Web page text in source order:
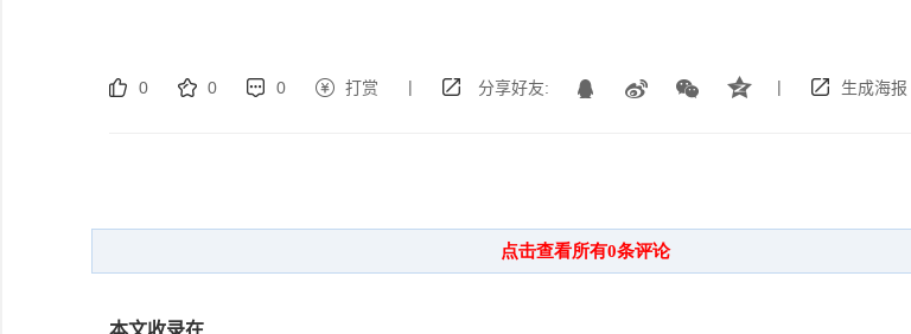
0 0 0 打赏 | 分享好友: | 生成海报
本文收录在